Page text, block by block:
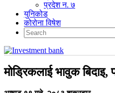
प्रदेश न. ७
युनिकोड
कोरोना विषेश
मोड्रिकलाई भावुक